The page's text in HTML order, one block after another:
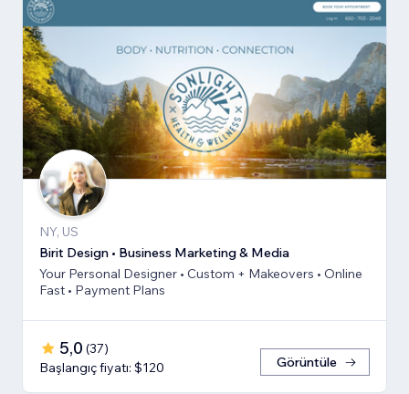
NY, US
Birit Design • Business Marketing & Media
Your Personal Designer • Custom + Makeovers • Online
Fast • Payment Plans
5,0 (37)
Başlangıç fiyatı: $120
Görüntüle